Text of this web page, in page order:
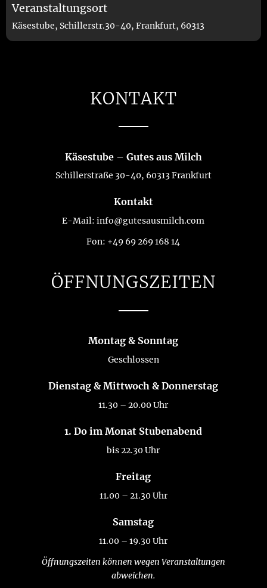
Veranstaltungsort
Käsestube, Schillerstr.30-40, Frankfurt, 60313
KONTAKT
Käsestube – Gutes aus Milch
Schillerstraße 30-40, 60313 Frankfurt
Kontakt
E-Mail:info@gutesausmilch.com
Fon: +49 69 269 168 14
ÖFFNUNGSZEITEN
Montag & Sonntag
Geschlossen
Dienstag & Mittwoch & Donnerstag
11.30 – 20.00 Uhr
1. Do im Monat Stubenabend
bis 22.30 Uhr
Freitag
11.00 – 21.30 Uhr
Samstag
11.00 – 19.30 Uhr
Öffnungszeiten können wegen Veranstaltungen
abweichen.